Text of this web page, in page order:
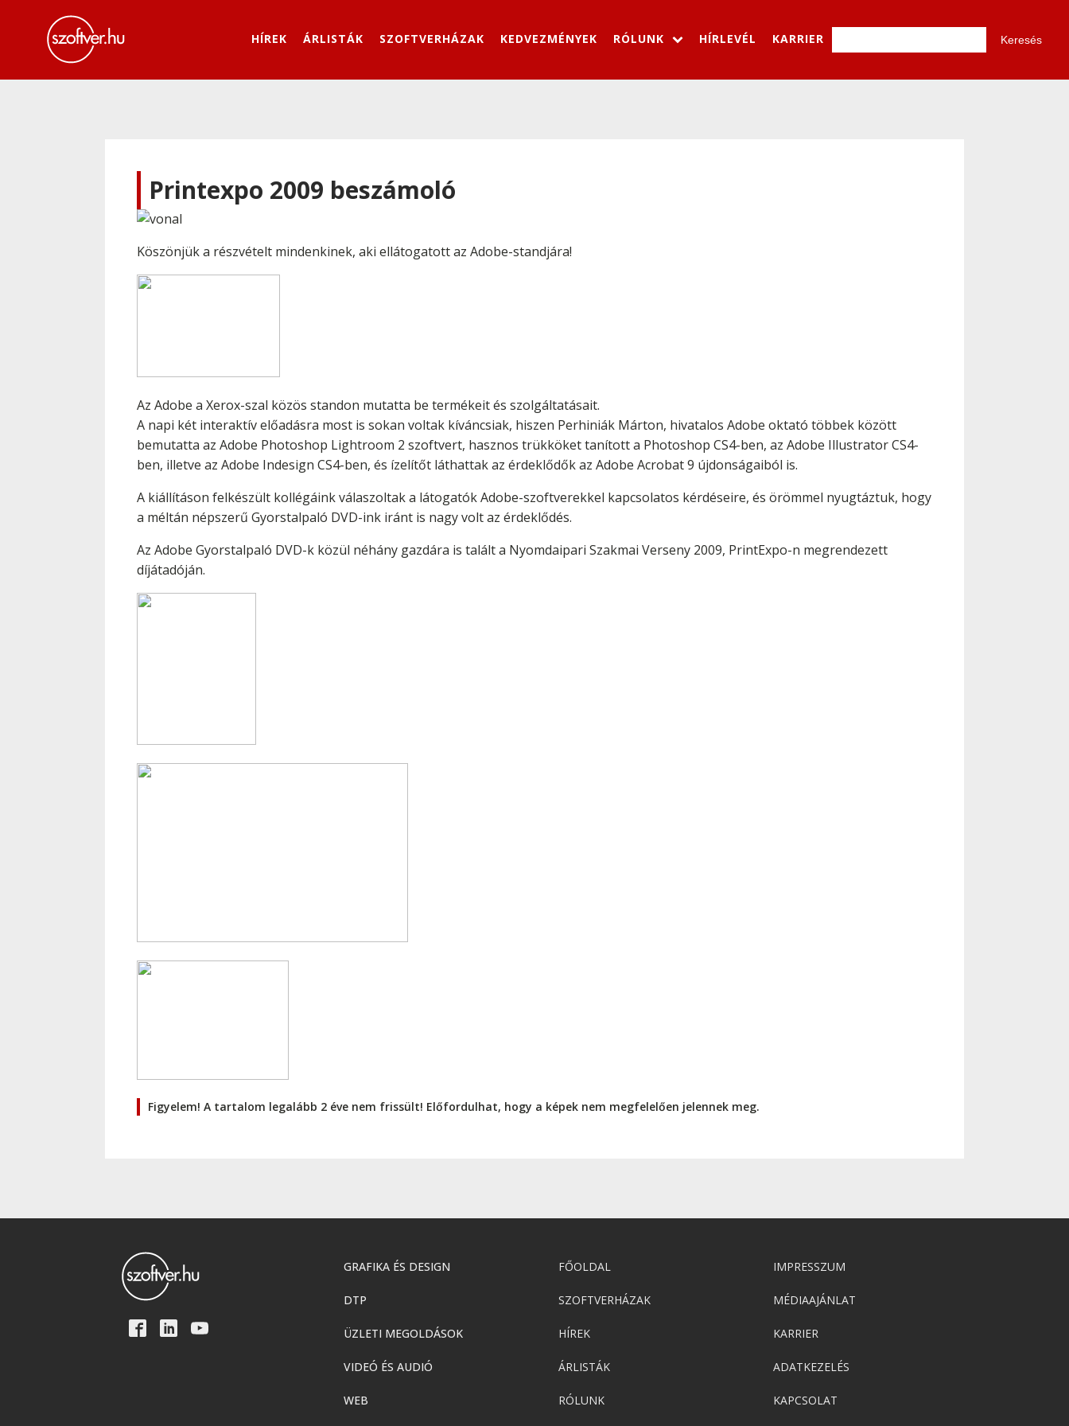
HÍREK ÁRLISTÁK SZOFTVERHÁZAK KEDVEZMÉNYEK RÓLUNK HÍRLEVÉL KARRIER
Printexpo 2009 beszámoló
Köszönjük a részvételt mindenkinek, aki ellátogatott az Adobe-standjára!
Az Adobe a Xerox-szal közös standon mutatta be termékeit és szolgáltatásait.
A napi két interaktív előadásra most is sokan voltak kíváncsiak, hiszen Perhiniák Márton, hivatalos Adobe oktató többek között
bemutatta az Adobe Photoshop Lightroom 2 szoftvert, hasznos trükköket tanított a Photoshop CS4-ben, az Adobe Illustrator CS4-
ben, illetve az Adobe Indesign CS4-ben, és ízelítőt láthattak az érdeklődők az Adobe Acrobat 9 újdonságaiból is.
A kiállításon felkészült kollégáink válaszoltak a látogatók Adobe-szoftverekkel kapcsolatos kérdéseire, és örömmel nyugtáztuk, hogy
a méltán népszerű Gyorstalpaló DVD-ink iránt is nagy volt az érdeklődés.
Az Adobe Gyorstalpaló DVD-k közül néhány gazdára is talált a Nyomdaipari Szakmai Verseny 2009, PrintExpo-n megrendezett
díjátadóján.
Figyelem! A tartalom legalább 2 éve nem frissült! Előfordulhat, hogy a képek nem megfelelően jelennek meg.
GRAFIKA ÉS DESIGN
DTP
ÜZLETI MEGOLDÁSOK
VIDEÓ ÉS AUDIÓ
WEB
FŐOLDAL
SZOFTVERHÁZAK
HÍREK
ÁRLISTÁK
RÓLUNK
IMPRESSZUM
MÉDIAAJÁNLAT
KARRIER
ADATKEZELÉS
KAPCSOLAT